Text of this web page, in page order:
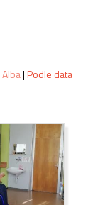
Alba|Podle data